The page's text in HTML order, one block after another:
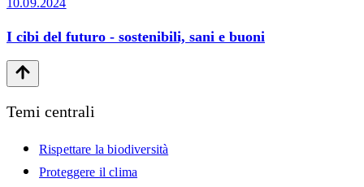
I cibi del futuro - sostenibili, sani e buoni
Temi centrali
Rispettare la biodiversità
Proteggere il clima